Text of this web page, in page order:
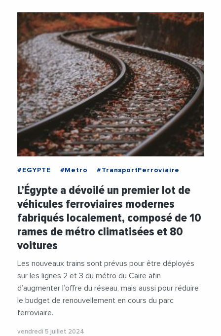
#EGYPTE #Metro #TransportFerroviaire
L’Égypte a dévoilé un premier lot de
véhicules ferroviaires modernes
fabriqués localement, composé de 10
rames de métro climatisées et 80
voitures
Les nouveaux trains sont prévus pour être déployés
sur les lignes 2 et 3 du métro du Caire afin
d’augmenter l’offre du réseau, mais aussi pour réduire
le budget de renouvellement en cours du parc
ferroviaire.
vendredi 5 juillet 2024